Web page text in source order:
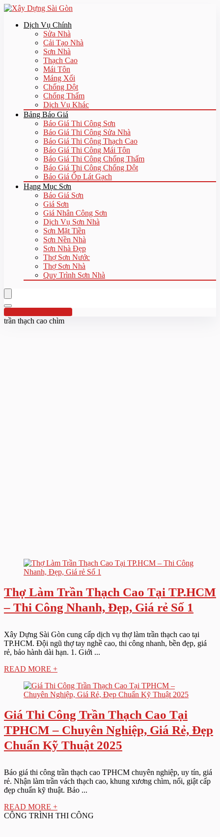
Dịch Vụ Chính
Sửa Nhà
Cải Tạo Nhà
Sơn Nhà
Thạch Cao
Mái Tôn
Máng Xối
Chống Dột
Chống Thấm
Dịch Vụ Khác
Bảng Báo Giá
Báo Giá Thi Công Sơn
Báo Giá Thi Công Sửa Nhà
Báo Giá Thi Công Thạch Cao
Báo Giá Thi Công Mái Tôn
Báo Giá Thi Công Chống Thấm
Báo Giá Thi Công Chống Dột
Báo Giá Ốp Lát Gạch
Hạng Mục Sơn
Báo Giá Sơn
Giá Sơn
Giá Nhân Công Sơn
Dịch Vụ Sơn Nhà
Sơn Mặt Tiền
Sơn Nền Nhà
Sơn Nhà Đẹp
Thợ Sơn Nước
Thợ Sơn Nhà
Quy Trình Sơn Nhà
Hotline:0961 894 472
trần thạch cao chìm
Thợ Làm Trần Thạch Cao Tại TP.HCM
– Thi Công Nhanh, Đẹp, Giá rẻ Số 1
Xây Dựng Sài Gòn cung cấp dịch vụ thợ làm trần thạch cao tại
TP.HCM. Đội ngũ thợ tay nghề cao, thi công nhanh, bền đẹp, giá
rẻ, bảo hành dài hạn. 1. Giới ...
READ MORE +
Giá Thi Công Trần Thạch Cao Tại
TPHCM – Chuyên Nghiệp, Giá Rẻ, Đẹp
Chuẩn Kỹ Thuật 2025
Báo giá thi công trần thạch cao TPHCM chuyên nghiệp, uy tín, giá
rẻ. Nhận làm trần vách thạch cao, khung xương chìm, nổi, giật cấp
đẹp chuẩn kỹ thuật. Bảo ...
READ MORE +
CÔNG TRÌNH THI CÔNG